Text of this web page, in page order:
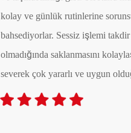
kolay ve günlük rutinlerine
bahsediyorlar. Sessiz işlemi
olmadığında saklanmasını
severek çok yararlı ve uygun